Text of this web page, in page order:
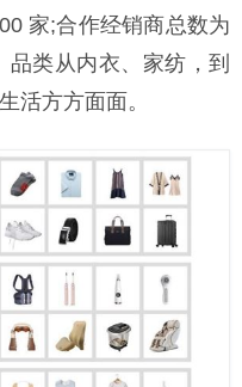
家;合作经销商总数为
类从内衣、家纺，到
活方方面面。